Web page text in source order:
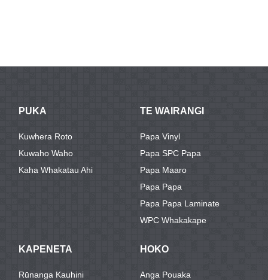
PUKA
Kuwhera Roto
Kuwaho Waho
Kaha Whakatau Ahi
TE WAIRANGI
Papa Vinyl
Papa SPC Papa
Papa Maaro
Papa Papa
Papa Papa Laminate
WPC Whakakape
KAPENETA
Rūnanga Kauhini
HOKO
Anga Pouaka